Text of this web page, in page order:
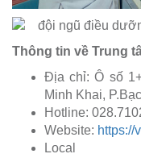
Thông tin về Trung
Địa chỉ: Ô số
Minh Khai,
Hotline:
Website: https://